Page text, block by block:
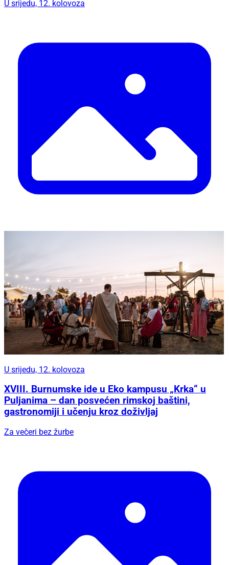
U srijedu, 12. kolovoza
U srijedu, 12. kolovoza
XVIII. Burnumske ide u Eko kampusu „Krka“ u
Puljanima – dan posvećen rimskoj baštini,
gastronomiji i učenju kroz doživljaj
Za večeri bez žurbe